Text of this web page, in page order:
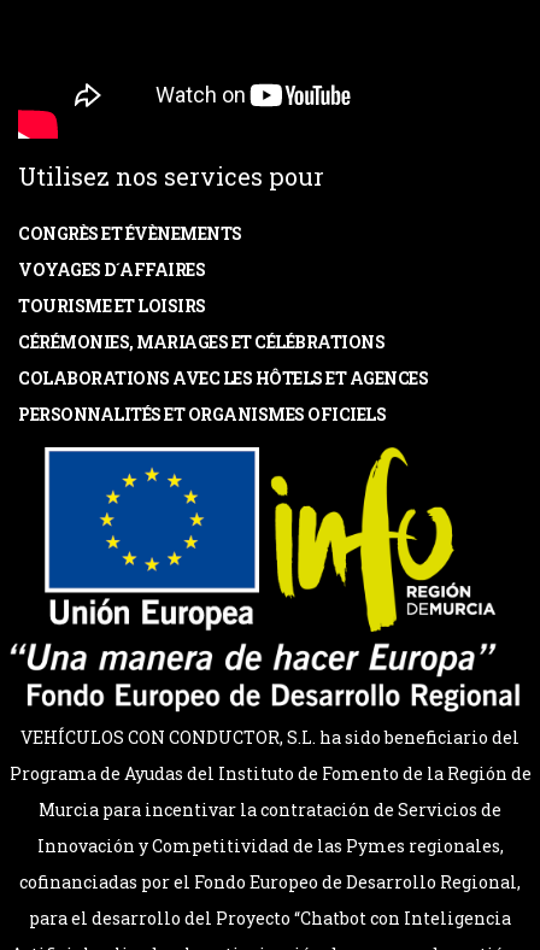
Utilisez nos services pour
CONGRÈS ET ÉVÈNEMENTS
VOYAGES D´AFFAIRES
TOURISME ET LOISIRS
CÉRÉMONIES, MARIAGES ET CÉLÉBRATIONS
COLABORATIONS AVEC LES HÔTELS ET AGENCES
PERSONNALITÉS ET ORGANISMES OFICIELS
VEHÍCULOS CON CONDUCTOR, S.L. ha sido beneficiario del
Programa de Ayudas del Instituto de Fomento de la Región de
Murcia para incentivar la contratación de Servicios de
Innovación y Competitividad de las Pymes regionales,
cofinanciadas por el Fondo Europeo de Desarrollo Regional,
para el desarrollo del Proyecto “Chatbot con Inteligencia